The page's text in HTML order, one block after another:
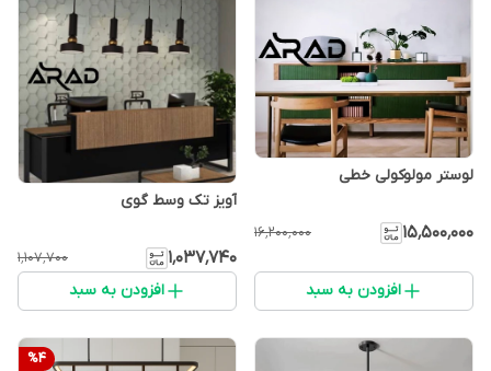
لوستر مولوکولی خطی
۱۵٬۵۰۰٬۰۰۰ ۱۶٬۲۰۰٬۰۰۰
افزودن به سبد
آویز تک وسط گوی
۱٬۰۳۷٬۷۴۰ ۱٬۱۰۷٬۷۰۰
افزودن به سبد
%4